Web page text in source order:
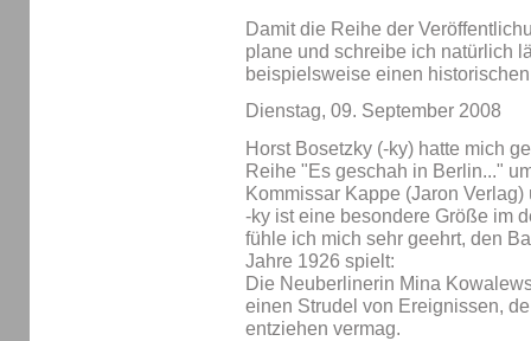
Damit die Reihe der
plane und schreibe ich natürlich
beispielsweise einen
Dienstag, 09. September 2008
Horst Bosetzky (-ky) hatte mich
Reihe "Es geschah in Berlin..."
Kommissar Kappe (Jaron
-ky ist eine besondere Größe im
fühle ich mich sehr geehrt, den
Jahre 1926 spielt:
Die Neuberlinerin Mina
einen Strudel von Ereignissen,
entziehen vermag.